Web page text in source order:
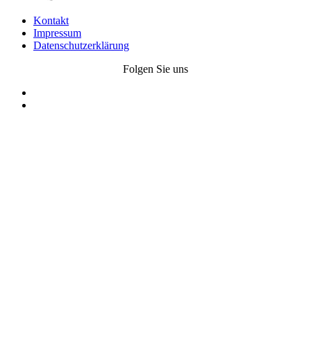
Kontakt
Impressum
Datenschutzerklärung
Folgen Sie uns